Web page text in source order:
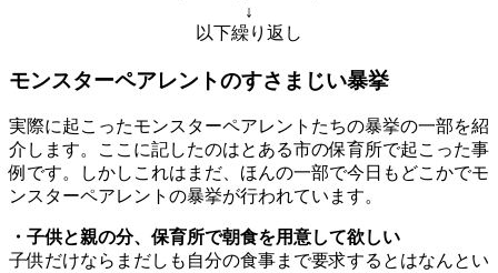
↓
以下繰り返し
モンスターペアレントのすさまじい暴挙
実際に起こったモンスターペアレントたちの暴挙の一部を紹
介します。ここに記したのはとある市の保育所で起こった事
例です。しかしこれはまだ、ほんの一部で今日もどこかでモ
ンスターペアレントの暴挙が行われています。
・子供と親の分、保育所で朝食を用意して欲しい
子供だけならまだしも自分の食事まで要求するとはなんとい